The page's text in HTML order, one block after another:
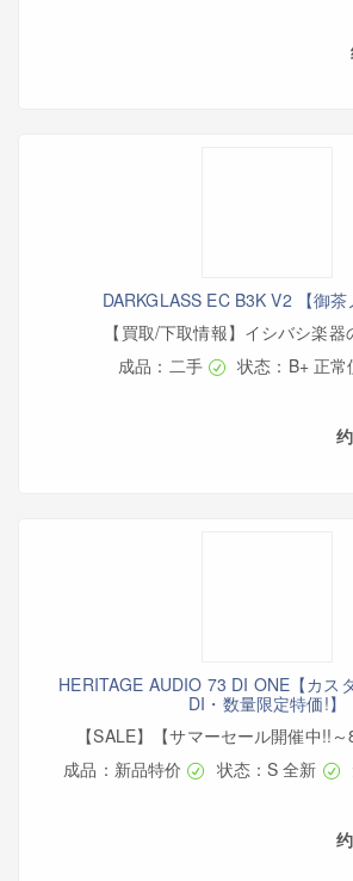
DARKGLASS EC B3K V2 【御茶
【買取/下取情報】イシバシ楽器
成品：二手
状态：B+ 正常
HERITAGE AUDIO 73 DI ONE【カス
DI・数量限定特価!】
【SALE】【サマーセール開催中!!～
成品：新品特价
状态：S 全新